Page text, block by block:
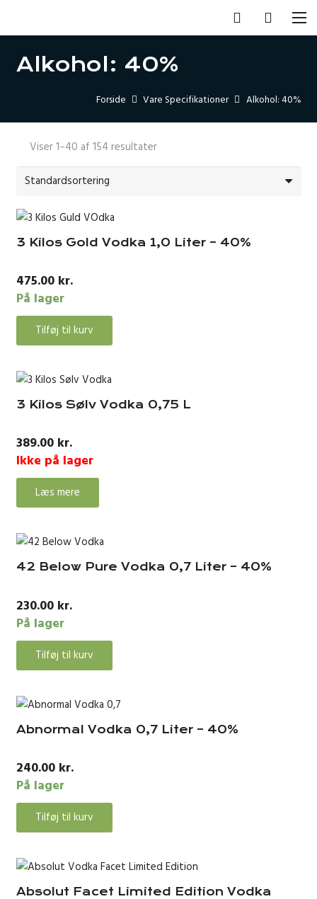
Alkohol: 40%
Forside Vare Specifikationer Alkohol: 40%
Viser 1–40 af 154 resultater
3 Kilos Gold Vodka 1,0 Liter – 40%
475.00 kr.
På lager
Tilføj til kurv
3 Kilos Sølv Vodka 0,75 L
389.00 kr.
Ikke på lager
Læs mere
42 Below Pure Vodka 0,7 Liter – 40%
230.00 kr.
På lager
Tilføj til kurv
Abnormal Vodka 0,7 Liter – 40%
240.00 kr.
På lager
Tilføj til kurv
Absolut Facet Limited Edition Vodka